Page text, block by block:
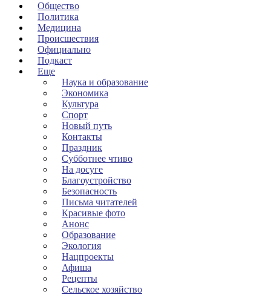
Общество
Политика
Медицина
Происшествия
Официально
Подкаст
Еще
Наука и образование
Экономика
Культура
Спорт
Новый путь
Контакты
Праздник
Субботнее чтиво
На досуге
Благоустройство
Безопасность
Письма читателей
Красивые фото
Анонс
Образование
Экология
Нацпроекты
Афиша
Рецепты
Сельское хозяйство